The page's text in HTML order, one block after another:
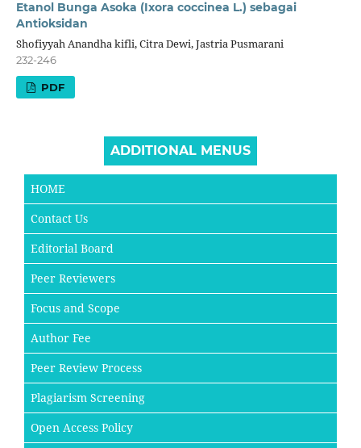
Etanol Bunga Asoka (Ixora coccinea L.) sebagai
Antioksidan
Shofiyyah Anandha kifli, Citra Dewi, Jastria Pusmarani
232-246
PDF
ADDITIONAL MENUS
HOME
Contact Us
Editorial Board
Peer Reviewers
Focus and Scope
Author Fee
Peer Review Process
Plagiarism Screening
Open Access Policy